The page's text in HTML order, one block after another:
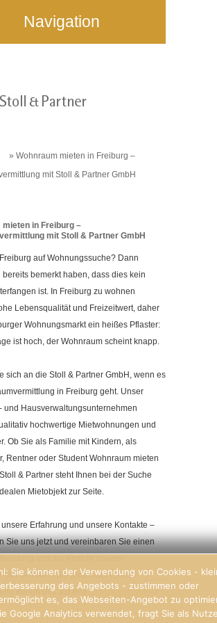
Navigation
Navigation
Vermietung
» Wohnraum mieten in Freiburg –
mit Stoll & Partner GmbH
mieten in Freiburg –
mit Stoll & Partner GmbH
auf Wohnungssuche? Dann
bereits bemerkt haben, dass dies kein
ist. In Freiburg zu wohnen
Lebensqualität und Freizeitwert, daher
Wohnungsmarkt ein heißes Pflaster:
ist hoch, der Wohnraum scheint knapp.
sich an die Stoll & Partner GmbH, wenn es
in Freiburg geht. Unser
und Hausverwaltungsunternehmen
hochwertige Mietwohnungen und
Ob Sie als Familie mit Kindern, als
Rentner oder Student Wohnraum mieten
& Partner steht Ihnen bei der Suche
Mietobjekt zur Seite.
unsere Erfahrung und unsere Kontakte –
Sie uns jetzt und vereinbaren Sie einen
Wir betreuen Sie professionell und
freuen uns auf IhreKontaktaufnahme!
Sie können der Verwendung von Cookies -
des Angebots - zustimmen oder
es, das Webseiten-Angebot zu
Google Analytics verwendet, fragt Sie als